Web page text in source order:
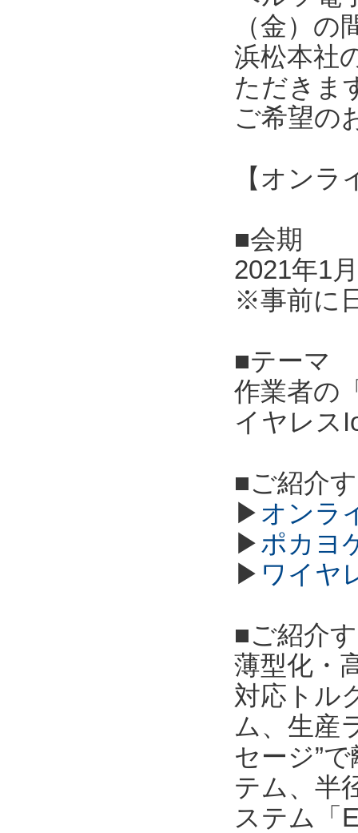
（金）
浜松本社
ただきま
ご希望の
【オン
■会期
2021年1
※事前に
■テーマ
作業者の
イヤレス
■ご紹介
▶ オンラ
▶ポカヨ
▶ ワイヤ
■ご紹介
薄型化・
対応トル
ム、生産
セージ”
テム、半
ステム「